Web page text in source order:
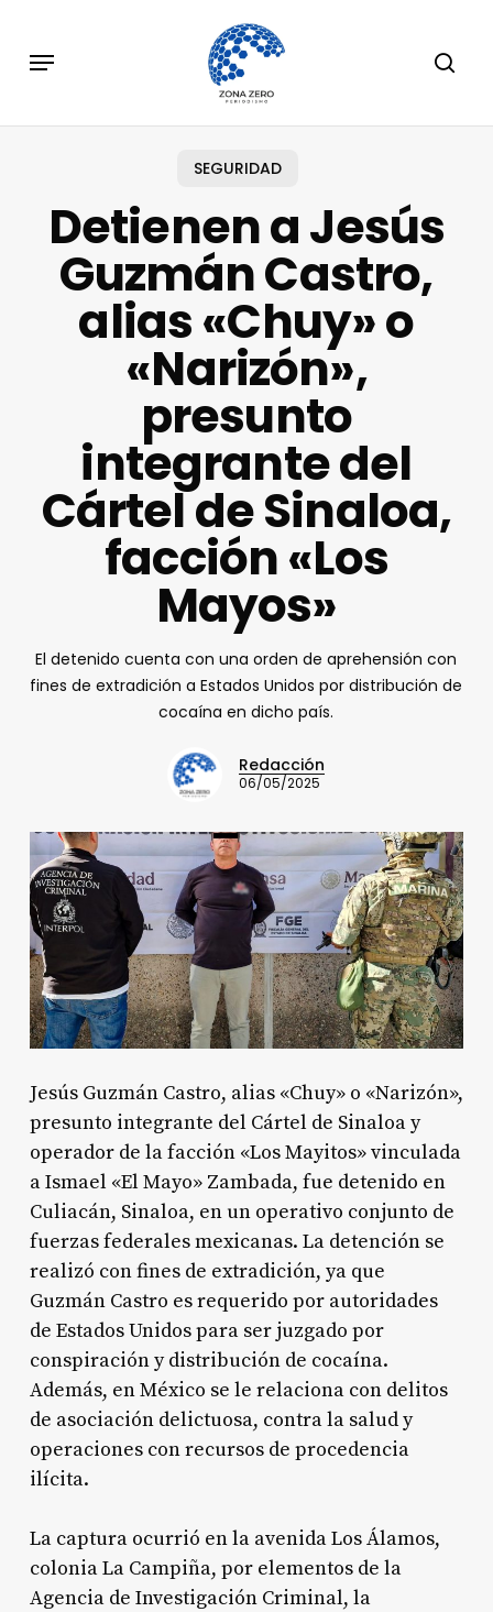
main
Menu
SEGURIDAD
Detienen a Jesús
Guzmán Castro,
alias «Chuy» o
«Narizón»,
presunto
integrante del
Cártel de Sinaloa,
facción «Los
Mayos»
El detenido cuenta con una orden de aprehensión con
fines de extradición a Estados Unidos por distribución de
cocaína en dicho país.
Redacción
06/05/2025
Jesús Guzmán Castro, alias «Chuy» o «Narizón»,
presunto integrante del Cártel de Sinaloa y
operador de la facción «Los Mayitos» vinculada
a Ismael «El Mayo» Zambada, fue detenido en
Culiacán, Sinaloa, en un operativo conjunto de
fuerzas federales mexicanas. La detención se
realizó con fines de extradición, ya que
Guzmán Castro es requerido por autoridades
de Estados Unidos para ser juzgado por
conspiración y distribución de cocaína.
Además, en México se le relaciona con delitos
de asociación delictuosa, contra la salud y
operaciones con recursos de procedencia
ilícita.
La captura ocurrió en la avenida Los Álamos,
colonia La Campiña, por elementos de la
Agencia de Investigación Criminal, la